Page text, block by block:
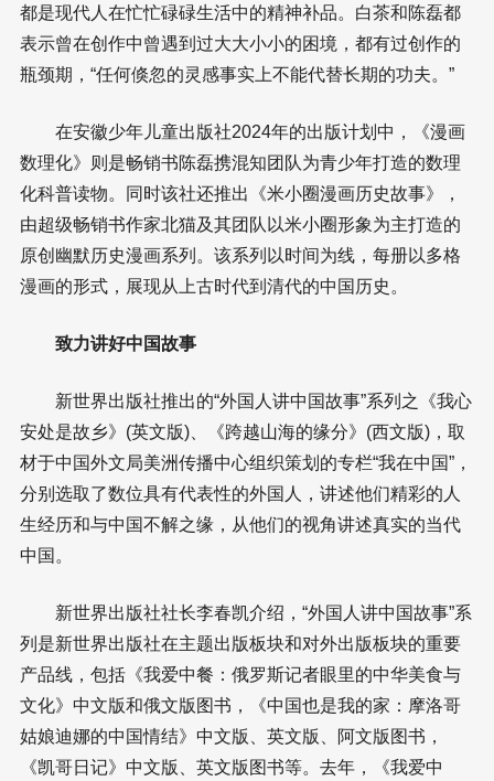
都是现代人在忙忙碌碌生活中的精神补品。白茶和陈磊都
表示曾在创作中曾遇到过大大小小的困境，都有过创作的
瓶颈期，“任何倏忽的灵感事实上不能代替长期的功夫。”
在安徽少年儿童出版社2024年的出版计划中，《漫画
数理化》则是畅销书陈磊携混知团队为青少年打造的数理
化科普读物。同时该社还推出《米小圈漫画历史故事》，
由超级畅销书作家北猫及其团队以米小圈形象为主打造的
原创幽默历史漫画系列。该系列以时间为线，每册以多格
漫画的形式，展现从上古时代到清代的中国历史。
致力讲好中国故事
新世界出版社推出的“外国人讲中国故事”系列之《我心
安处是故乡》(英文版)、《跨越山海的缘分》(西文版)，取
材于中国外文局美洲传播中心组织策划的专栏“我在中国”，
分别选取了数位具有代表性的外国人，讲述他们精彩的人
生经历和与中国不解之缘，从他们的视角讲述真实的当代
中国。
新世界出版社社长李春凯介绍，“外国人讲中国故事”系
列是新世界出版社在主题出版板块和对外出版板块的重要
产品线，包括《我爱中餐：俄罗斯记者眼里的中华美食与
文化》中文版和俄文版图书，《中国也是我的家：摩洛哥
姑娘迪娜的中国情结》中文版、英文版、阿文版图书，
《凯哥日记》中文版、英文版图书等。去年，《我爱中